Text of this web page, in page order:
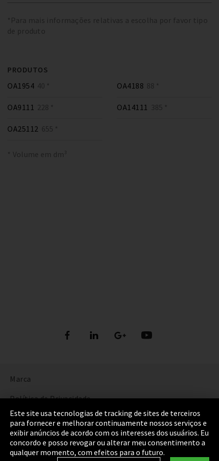
*Para mais informações relativas a escolha por favor tipo
de produto
PRODUTOS
OA1954 40 * OA4188 88 *
OA9111 228 * OA14111 385 *
OA25112 655 *
* Volume em dm³
Marca
Política de Privacidade
Cookie Settings
Termos e Condições
Mapa do Site
Este site usa tecnologias de tracking de sites de terceiros
para fornecer e melhorar continuamente nossos serviços e
exibir anúncios de acordo com os interesses dos usuários. Eu
concordo e posso revogar ou alterar meu consentimento a
qualquer momento, com efeitos para o futuro.